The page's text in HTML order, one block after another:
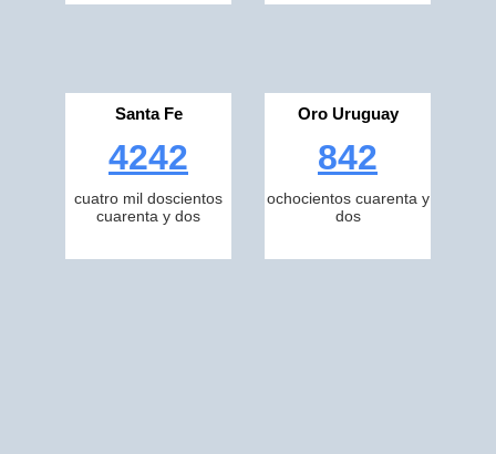
Santa Fe
4242
cuatro mil doscientos
cuarenta y dos
Oro Uruguay
842
ochocientos cuarenta y
dos